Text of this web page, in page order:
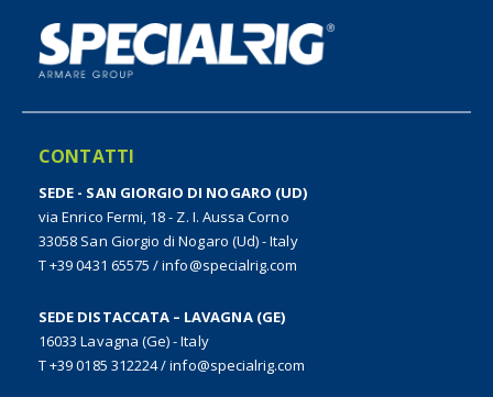
CONTATTI
SEDE - SAN GIORGIO DI NOGARO (UD)
via Enrico Fermi, 18 - Z. I. Aussa Corno
33058 San Giorgio di Nogaro (Ud) - Italy
T +39 0431 65575 /info@specialrig.com
SEDE DISTACCATA – LAVAGNA (GE)
16033 Lavagna (Ge) - Italy
T +39 0185 312224/info@specialrig.com